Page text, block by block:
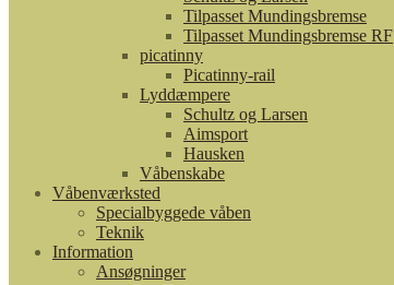
Tilpasset Mundingsbremse
Tilpasset Mundingsbremse RF
picatinny
Picatinny-rail
Lyddæmpere
Schultz og Larsen
Aimsport
Hausken
Våbenskabe
Våbenværksted
Specialbyggede våben
Teknik
Information
Ansøgninger